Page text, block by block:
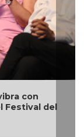
con
Festival del